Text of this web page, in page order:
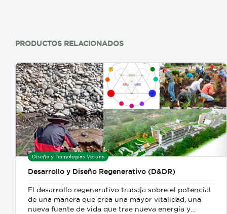
PRODUCTOS RELACIONADOS
Diseño y Tecnologías Verdes
Desarrollo y Diseño Regenerativo (D&DR)
El desarrollo regenerativo trabaja sobre el potencial
de una manera que crea una mayor vitalidad, una
nueva fuente de vida que trae nueva energía y